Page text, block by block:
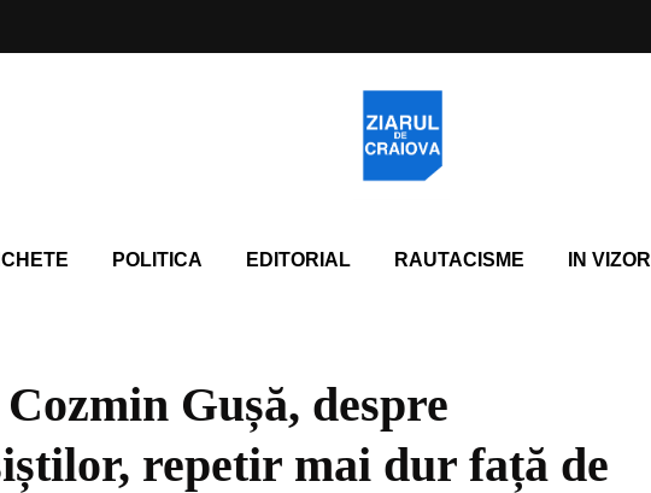
POLITICA EDITORIAL RAUTACISME IN VIZOR
Gușă, despre
repetir mai dur față de